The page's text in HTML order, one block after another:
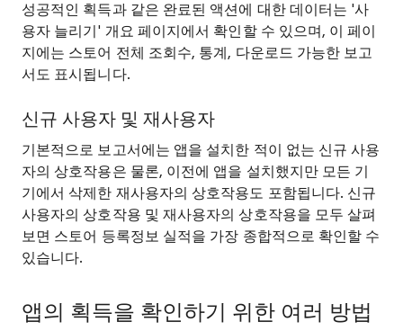
성공적인 획득과 같은 완료된 액션에 대한 데이터는 '사
용자 늘리기' 개요 페이지에서 확인할 수 있으며, 이 페이
지에는 스토어 전체 조회수, 통계, 다운로드 가능한 보고
서도 표시됩니다.
신규 사용자 및 재사용자
기본적으로 보고서에는 앱을 설치한 적이 없는 신규 사용
자의 상호작용은 물론, 이전에 앱을 설치했지만 모든 기
기에서 삭제한 재사용자의 상호작용도 포함됩니다. 신규
사용자의 상호작용 및 재사용자의 상호작용을 모두 살펴
보면 스토어 등록정보 실적을 가장 종합적으로 확인할 수
있습니다.
앱의 획득을 확인하기 위한 여러 방법